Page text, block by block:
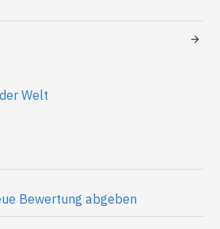
Welt
Bewertung abgeben